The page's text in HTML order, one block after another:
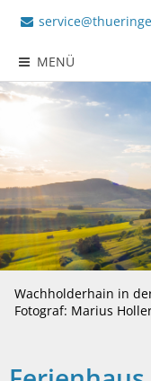
MENÜ
Wachholderhain in
Fotograf: Marius